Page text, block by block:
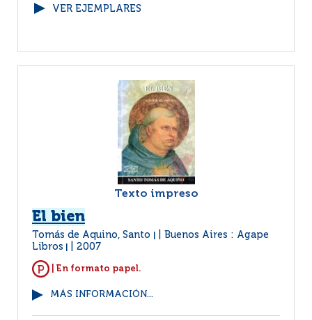
VER EJEMPLARES
Texto impreso
El bien
Tomás de Aquino, Santo
Buenos Aires : Agape
Libros
2007
| En formato papel.
MÁS INFORMACIÓN...